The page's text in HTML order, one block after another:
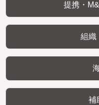
提携・
組織
補